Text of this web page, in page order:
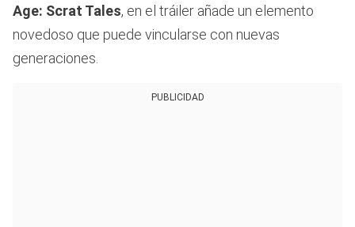
Age: Scrat Tales, en el tráiler añade un elemento
novedoso que puede vincularse con nuevas
generaciones.
PUBLICIDAD